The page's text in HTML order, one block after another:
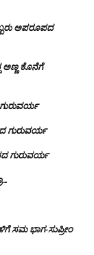
ಅಪರೂಪದ
ಅಣ್ಣ ಕೊನೆಗೆ
ಗುರುವರ್ಯ
ಗುರುವರ್ಯ
ಸಮ ಭಾಗ-ಸುಪ್ರೀಂ